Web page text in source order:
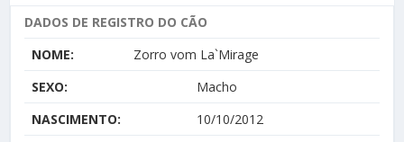
DADOS DE REGISTRO DO CÃO
NOME:
Zorro vom La`Mirage
SEXO:
Macho
NASCIMENTO:
10/10/2012